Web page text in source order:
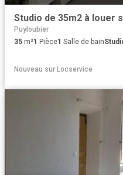
Studio de 35m2 à louer
Puyloubier
35 m²1 Pièce1 Salle de bain
Nouveau sur Locservice